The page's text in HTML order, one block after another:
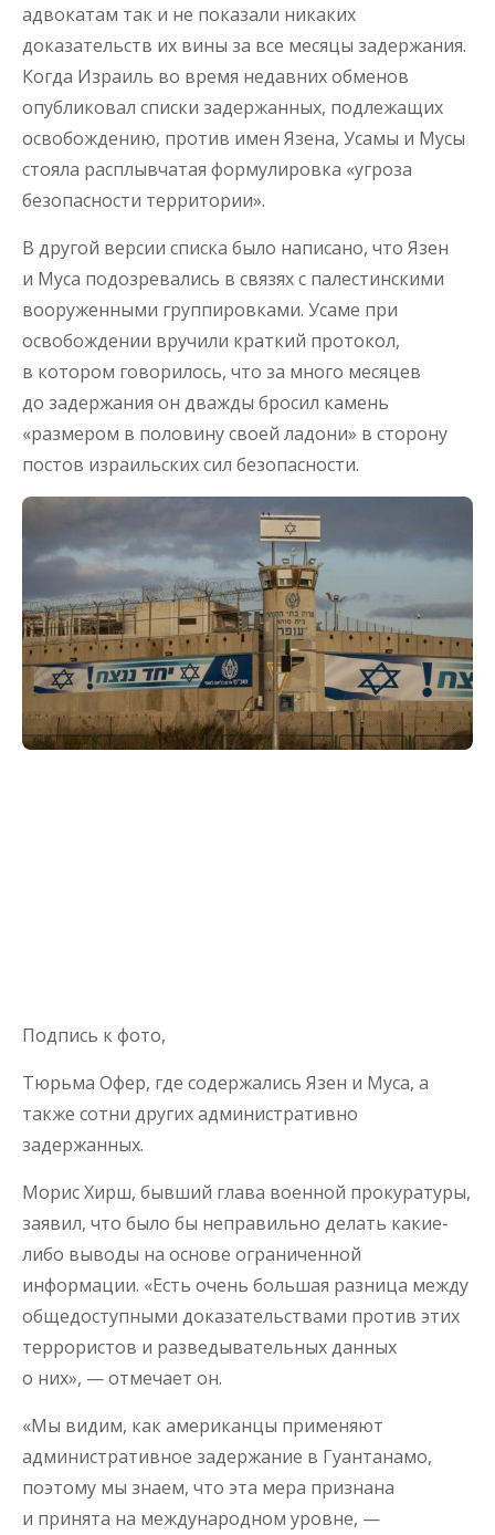
адвокатам так и не показали никаких
доказательств их вины за все месяцы задержания.
Когда Израиль во время недавних обменов
опубликовал списки задержанных, подлежащих
освобождению, против имен Язена, Усамы и Мусы
стояла расплывчатая формулировка «угроза
безопасности территории».
В другой версии списка было написано, что Язен
и Муса подозревались в связях с палестинскими
вооруженными группировками. Усаме при
освобождении вручили краткий протокол,
в котором говорилось, что за много месяцев
до задержания он дважды бросил камень
«размером в половину своей ладони» в сторону
постов израильских сил безопасности.
Подпись к фото,
Тюрьма Офер, где содержались Язен и Муса, а
также сотни других административно
задержанных.
Морис Хирш, бывший глава военной прокуратуры,
заявил, что было бы неправильно делать какие-
либо выводы на основе ограниченной
информации. «Есть очень большая разница между
общедоступными доказательствами против этих
террористов и разведывательных данных
о них», — отмечает он.
«Мы видим, как американцы применяют
административное задержание в Гуантанамо,
поэтому мы знаем, что эта мера признана
и принята на международном уровне, —